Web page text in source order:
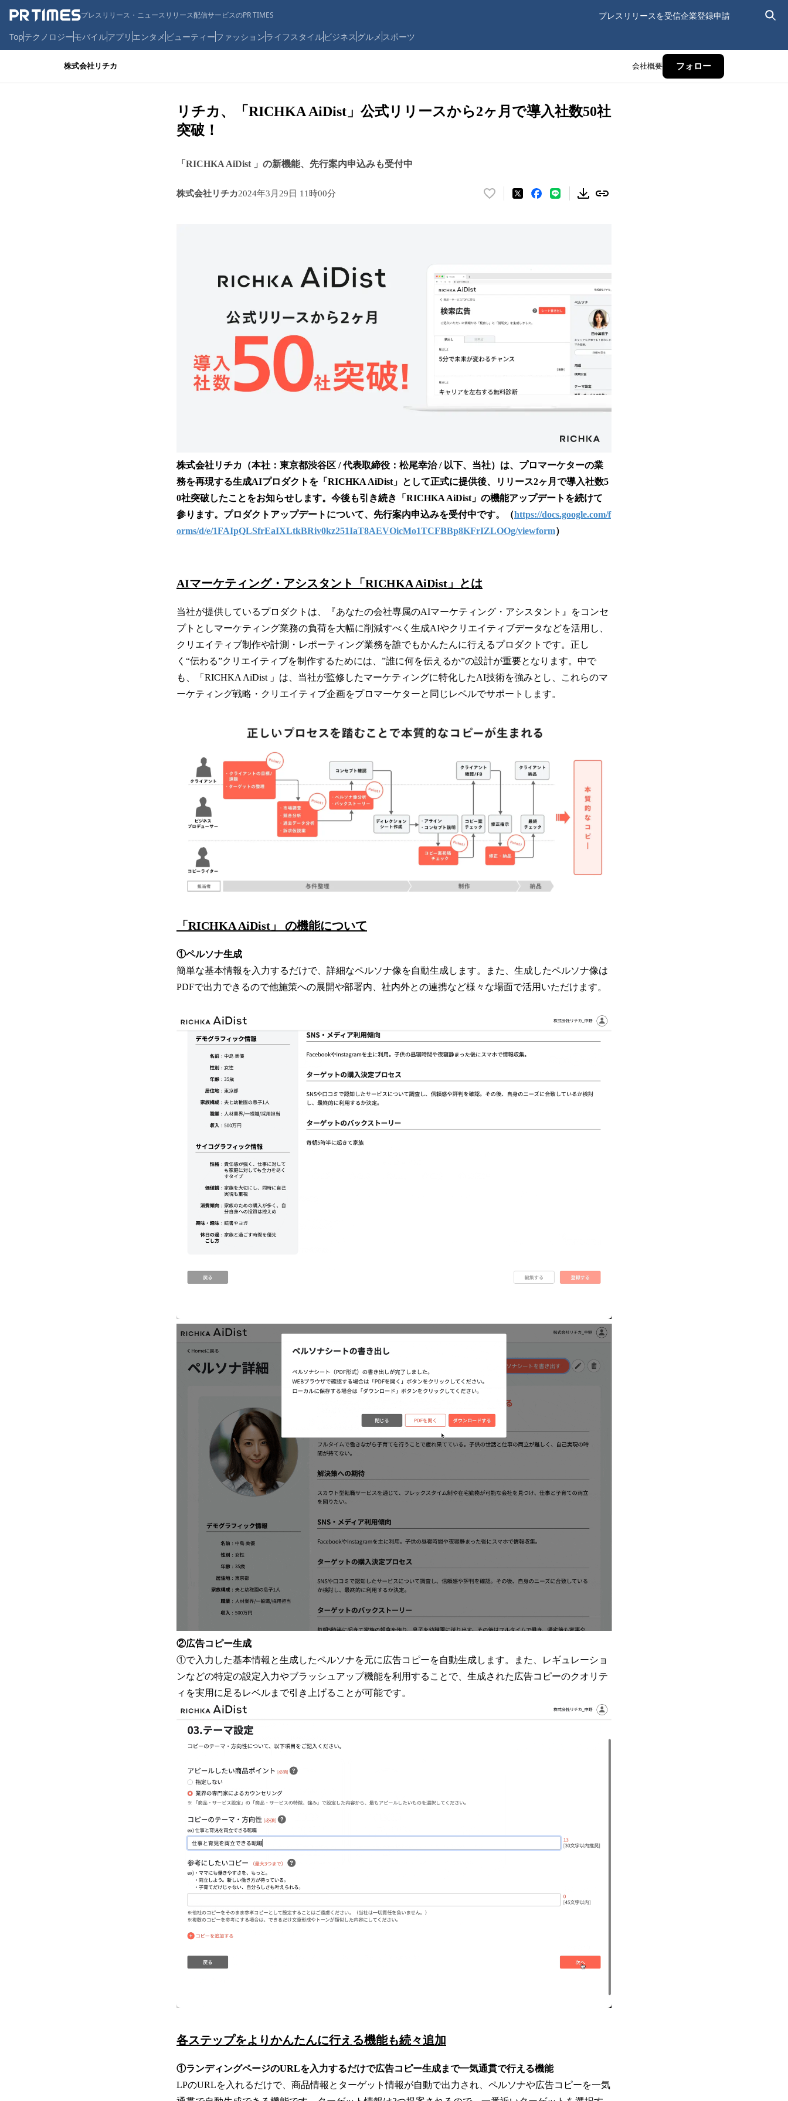
プレスリリース・ニュースリリース配信サービスのPR TIMES プレスリリースを受信企業登録申請
Topテクノロジーモバイルアプリ エンタメ ビューティーファッションライフスタイルビジネス グルメ スポーツ
株式会社リチカ 会社概要 フォロー
リチカ、「RICHKA AiDist」公式リリースから2ヶ月で導入社数50社
突破！
「RICHKA AiDist 」の新機能、先行案内申込みも受付中
株式会社リチカ2024年3月29日 11時00分
い
中
で
株式会社リチカ（本社：東京都渋谷区 / 代表取締役：松尾幸治 / 以下、当社）は、プロマーケターの業
務を再現する生成AIプロダクトを「RICHKA AiDist」として正式に提供後、リリース2ヶ月で導入社数5
0社突破したことをお知らせします。今後も引き続き「RICHKA AiDist」の機能アップデートを続けて
参ります。プロダクトアップデートについて、先行案内申込みを受付中です。（https://docs.google.com/f
orms/d/e/1FAIpQLSfrEaIXLtkBRiv0kz251IaT8AEVOicMo1TCFBBp8KFrIZLOOg/viewform）
AIマーケティング・アシスタント「RICHKA AiDist」とは
当社が提供しているプロダクトは、『あなたの会社専属のAIマーケティング・アシスタント』をコンセ
プトとしマーケティング業務の負荷を大幅に削減すべく生成AIやクリエイティブデータなどを活用し、
クリエイティブ制作や計測・レポーティング業務を誰でもかんたんに行えるプロダクトです。正し
く“伝わる”クリエイティブを制作するためには、”誰に何を伝えるか”の設計が重要となります。中で
も、「RICHKA AiDist 」は、当社が監修したマーケティングに特化したAI技術を強みとし、これらのマ
ーケティング戦略・クリエイティブ企画をプロマーケターと同じレベルでサポートします。
「RICHKA AiDist」 の機能について
①ペルソナ生成
簡単な基本情報を入力するだけで、詳細なペルソナ像を自動生成します。また、生成したペルソナ像は
PDFで出力できるので他施策への展開や部署内、社内外との連携など様々な場面で活用いただけます。
②広告コピー生成
①で入力した基本情報と生成したペルソナを元に広告コピーを自動生成します。また、レギュレーショ
ンなどの特定の設定入力やブラッシュアップ機能を利用することで、生成された広告コピーのクオリテ
ィを実用に足るレベルまで引き上げることが可能です。
各ステップをよりかんたんに行える機能も続々追加
①ランディングページのURLを入力するだけで広告コピー生成まで一気通貫で行える機能
LPのURLを入れるだけで、商品情報とターゲット情報が自動で出力され、ペルソナや広告コピーを一気